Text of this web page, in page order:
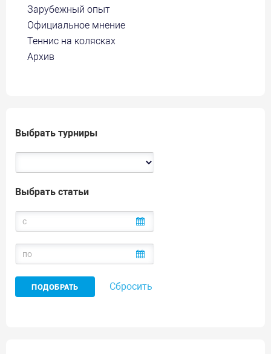
Зарубежный опыт
Официальное мнение
Теннис на колясках
Архив
Выбрать турниры
Выбрать статьи
Сбросить